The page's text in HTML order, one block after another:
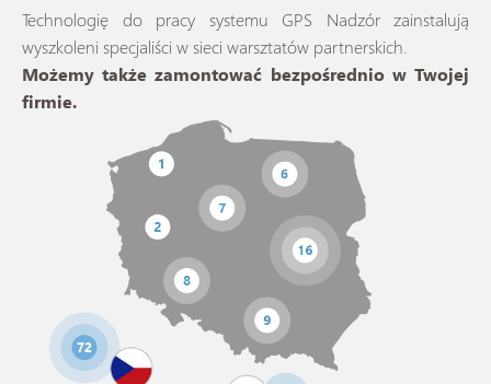
Technologię do pracy systemu GPS Nadzór zainstalują
wyszkoleni specjaliści w sieci warsztatów partnerskich.
Możemy także zamontować bezpośrednio w Twojej
firmie.